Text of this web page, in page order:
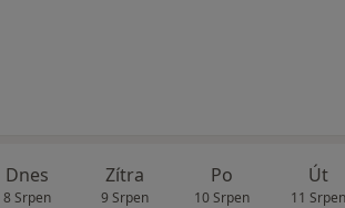
Dnes
8 Srpen
Zítra
9 Srpen
Po
10 Srpen
Út
11 Srpen